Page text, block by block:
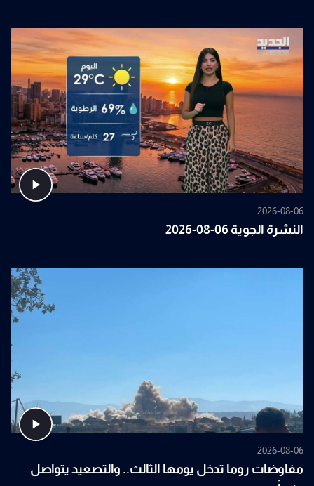
2026-08-06
النشرة الجوية 06-08-2026
2026-08-06
مفاوضات روما تدخل يومها الثالث.. والتصعيد يتواصل